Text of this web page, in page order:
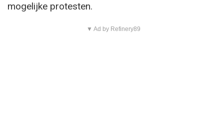
mogelijke protesten.
▼ Ad by Refinery89